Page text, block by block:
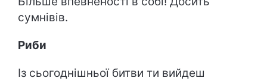
сумнівів.
Риби
Із сьогоднішньої битви ти вийдеш